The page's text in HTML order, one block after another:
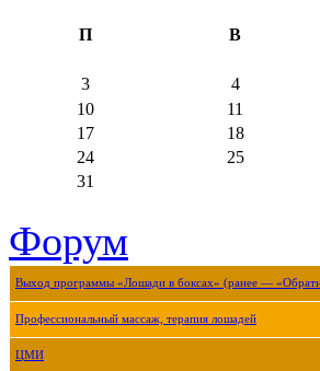
П В
3 4
10
11
17
18
24
25
31
Форум
Выход программы «Лошади в боксах» (ранее —
Профессиональный массаж, терапия лошадей
ЦМИ